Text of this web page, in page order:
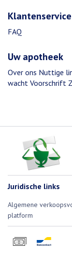
Klantenservice
FAQ
Uw apotheek
Over ons Nuttige
wacht Voorschrift
Juridische links
Algemene
platform